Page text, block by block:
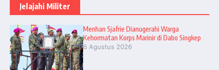
Jelajahi Militer
Menhan Sjafrie Dianugerahi Warga
Kehormatan Korps Marinir di Dabo Singkep
6 Agustus 2026